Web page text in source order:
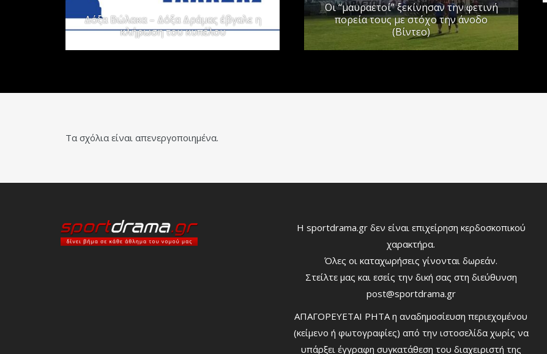
Δόξα Βώλακα – Δόξα Δράμας έβγαλε η
κλήρωση του κυπέλου
Οι “μαυραετοί” ξεκίνησαν την φετινή
πορεία τους με στόχο την άνοδο
(Βίντεο)
Τα σχόλια είναι απενεργοποιημένα.
Η sportdrama.gr δεν είναι επιχείρηση κερδοσκοπικού
χαρακτήρα.
Όλες οι καταχωρήσεις γίνονται δωρεάν.
Στείλτε μας και εσείς την δική σας στη διεύθυνση
post@sportdrama.gr
ΑΠΑΓΟΡΕΥΕΤΑΙ ΡΗΤΑ η αναδημοσίευση περιεχομένου
(κείμενο ή φωτογραφίες) από την ιστοσελίδα χωρίς να
υπάρξει έγγραφη συγκατάθεση του διαχειριστή της